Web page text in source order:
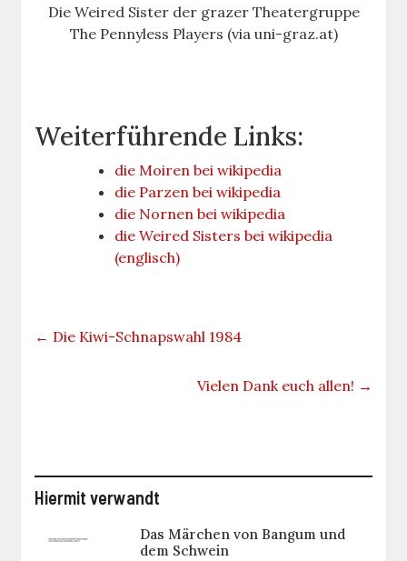
Die Weired Sister der grazer Theatergruppe
The Pennyless Players (via uni-graz.at)
Weiterführende Links:
die Moiren bei wikipedia
die Parzen bei wikipedia
die Nornen bei wikipedia
die Weired Sisters bei wikipedia
(englisch)
← Die Kiwi-Schnapswahl 1984
Vielen Dank euch allen! →
Hiermit verwandt
Das Märchen von Bangum und
dem Schwein